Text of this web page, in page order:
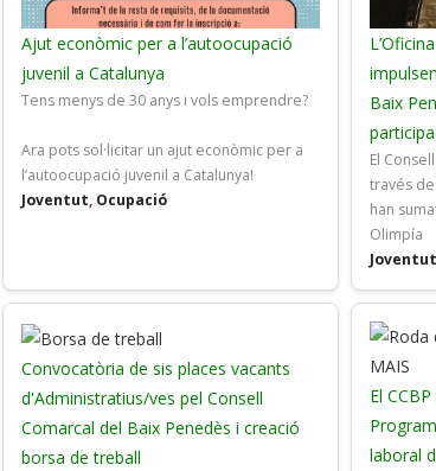
Ajut econòmic per a l’autoocupació
juvenil a Catalunya
Tens menys de 30 anys i vols emprendre?
Ara pots sol·licitar un ajut econòmic per a
l’autoocupació juvenil a Catalunya!
Joventut, Ocupació
Baix
El
través de
han
Olimpía
Joventut
Convocatòria de sis places vacants
d'Administratius/ves pel Consell
Comarcal del Baix Penedès i creació
borsa de treball
El
laboral